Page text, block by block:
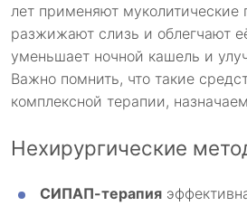
лет применяют муколитические
разжижают слизь и облегчают
уменьшает ночной кашель и
Важно помнить, что такие
комплексной терапии,
Нехирургические
СИПАП-терапия